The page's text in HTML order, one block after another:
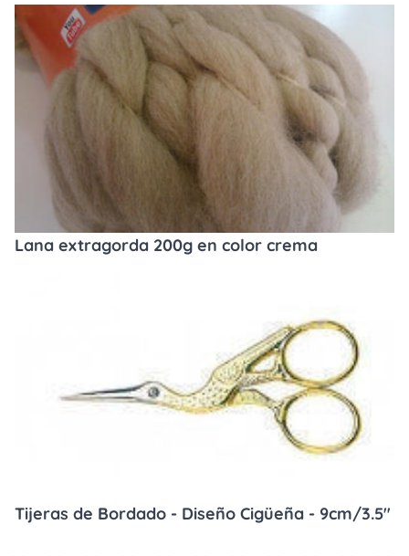
Lana extragorda 200g en color crema
Tijeras de Bordado - Diseño Cigüeña - 9cm/3.5"